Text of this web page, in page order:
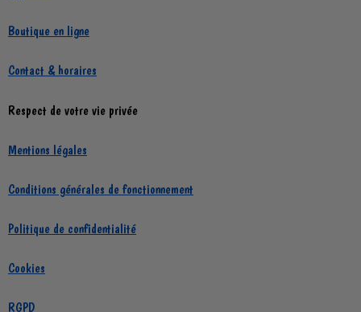
Boutique en ligne
Contact & horaires
Respect de votre vie privée
Mentions légales
Conditions générales de fonctionnement
Politique de confidentialité
Cookies
RGPD